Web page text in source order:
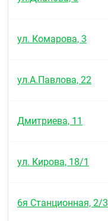
ул. Комарова, 3
ул.А.Павлова, 22
Дмитриева, 11
ул. Кирова, 18/1
6я Станционная, 2/3